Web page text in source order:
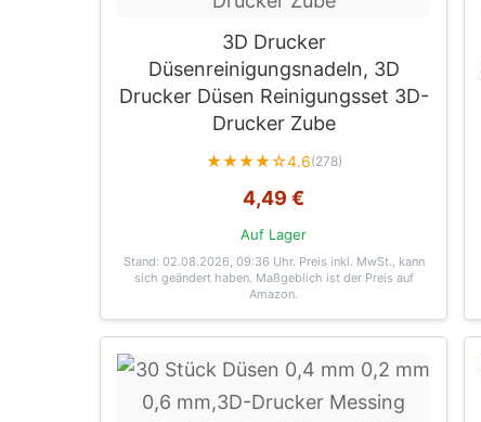
3D Drucker
Düsenreinigungsnadeln, 3D
Drucker Düsen Reinigungsset 3D-
Drucker Zube
★★★★☆4.6(278)
4,49 €
Auf Lager
Stand: 02.08.2026, 09:36 Uhr. Preis inkl. MwSt., kann
sich geändert haben. Maßgeblich ist der Preis auf
Amazon.